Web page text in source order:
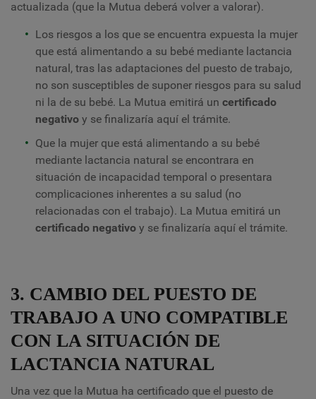
actualizada (que la Mutua deberá volver a valorar).
Los riesgos a los que se encuentra expuesta la mujer
que está alimentando a su bebé mediante lactancia
natural, tras las adaptaciones del puesto de trabajo,
no son susceptibles de suponer riesgos para su salud
ni la de su bebé. La Mutua emitirá un certificado
negativo y se finalizaría aquí el trámite.
Que la mujer que está alimentando a su bebé
mediante lactancia natural se encontrara en
situación de incapacidad temporal o presentara
complicaciones inherentes a su salud (no
relacionadas con el trabajo). La Mutua emitirá un
certificado negativo y se finalizaría aquí el trámite.
3. CAMBIO DEL PUESTO DE
TRABAJO A UNO COMPATIBLE
CON LA SITUACIÓN DE
LACTANCIA NATURAL
Una vez que la Mutua ha certificado que el puesto de